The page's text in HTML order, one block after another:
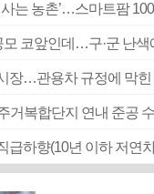
사는 농촌’…스마트팜
코앞인데…구·군 난색
장…관용차 규정에 막힌
거복합단지 연내 준공